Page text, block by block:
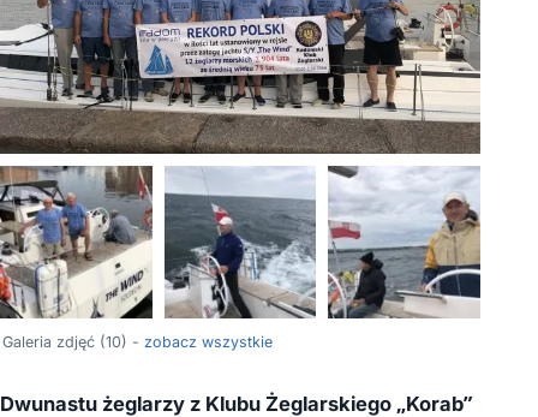
Galeria zdjęć (10) - zobacz wszystkie
Dwunastu żeglarzy z Klubu Żeglarskiego „Korab”